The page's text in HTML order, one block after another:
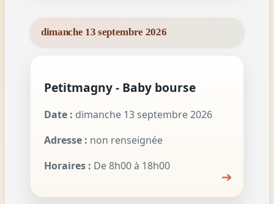
dimanche 13 septembre 2026
Petitmagny - Baby bourse
Date : dimanche 13 septembre 2026
Adresse : non renseignée
Horaires : De 8h00 à 18h00
➔